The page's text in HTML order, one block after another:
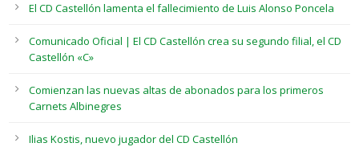
El CD Castellón lamenta el fallecimiento de Luis Alonso Poncela
Comunicado Oficial | El CD Castellón crea su segundo filial, el CD
Castellón «C»
Comienzan las nuevas altas de abonados para los primeros
Carnets Albinegres
Ilias Kostis, nuevo jugador del CD Castellón